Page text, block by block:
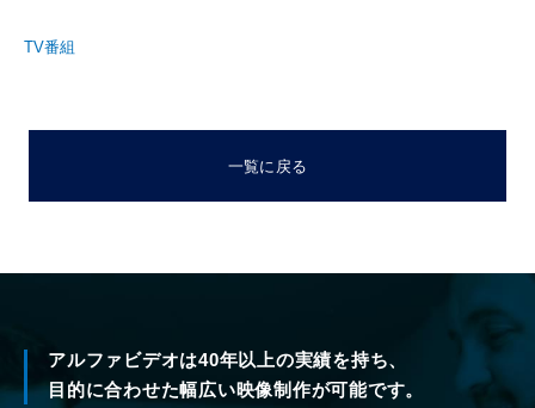
TV番組
一覧に戻る
アルファビデオは40年以上の実績を持ち、
目的に合わせた幅広い映像制作が可能です。